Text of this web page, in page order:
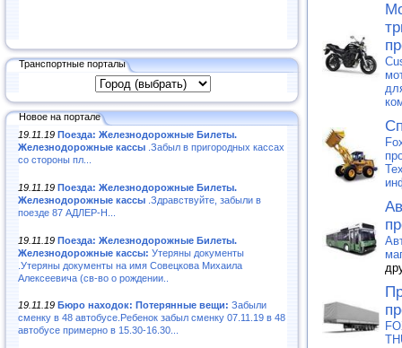
Транспортные порталы
Новое на портале
19.11.19 Поезда: Железнодорожные Билеты.
Железнодорожные кассы .Забыл в пригородных кассах
со стороны пл...
19.11.19 Поезда: Железнодорожные Билеты.
Железнодорожные кассы .Здравствуйте, забыли в
поезде 87 АДЛЕР-Н...
19.11.19 Поезда: Железнодорожные Билеты.
Железнодорожные кассы: Утеряны документы
.Утеряны документы на имя Совецкова Михаила
Алексеевича (св-во о рождении..
19.11.19 Бюро находок: Потерянные вещи: Забыли
сменку в 48 автобусе.Ребенок забыл сменку 07.11.19 в 48
автобусе примерно в 15.30-16.30...